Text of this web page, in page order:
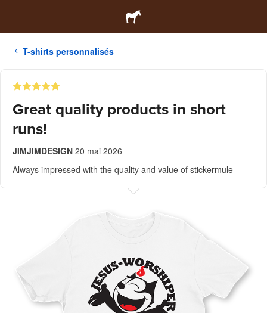
T-shirts personnalisés
Great quality products in short
runs!
JIMJIMDESIGN 20 mai 2026
Always impressed with the quality and value of stickermule